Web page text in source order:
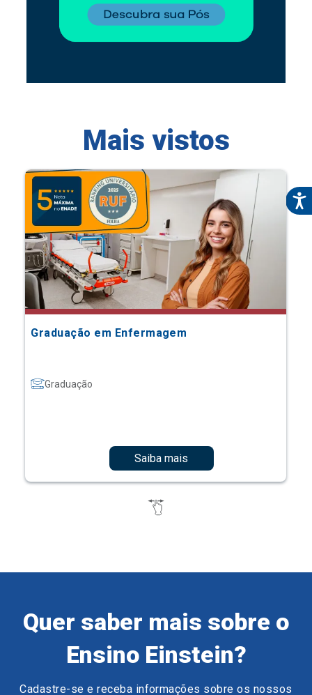
Mais vistos
Graduação em Enfermagem
Graduação
Saiba mais
Quer saber mais sobre o
Ensino Einstein?
Cadastre-se e receba informações sobre os nossos